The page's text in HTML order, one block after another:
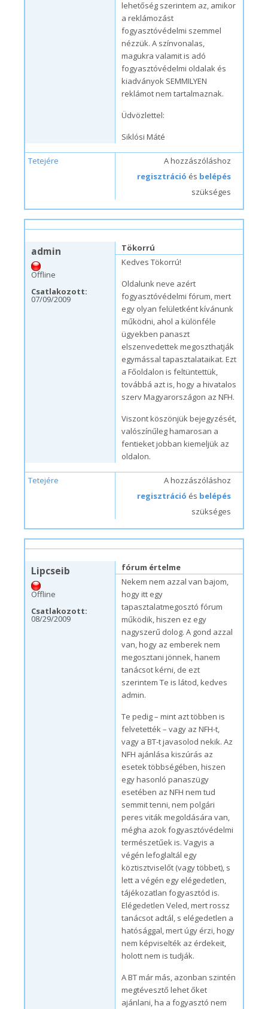
lehetőség szerintem az, amikor
a reklámozást
fogyasztóvédelmi szemmel
nézzük. A színvonalas,
magukra valamit is adó
fogyasztóvédelmi oldalak és
kiadványok SEMMILYEN
reklámot nem tartalmaznak.
Üdvözlettel:
Siklósi Máté
Tetejére
A hozzászóláshoz
regisztráció és belépés
szükséges
admin
Offline
Csatlakozott:
07/09/2009
Tökorrú
Kedves Tökorrú!
Oldalunk neve azért
fogyasztóvédelmi fórum, mert
egy olyan felületként kívánunk
működni, ahol a különféle
ügyekben panaszt
elszenvedettek megoszthatják
egymással tapasztalataikat. Ezt
a Főoldalon is feltüntettük,
továbbá azt is, hogy a hivatalos
szerv Magyarországon az NFH.
Viszont köszönjük bejegyzését,
valószínűleg hamarosan a
fentieket jobban kiemeljük az
oldalon.
Tetejére
A hozzászóláshoz
regisztráció és belépés
szükséges
Lipcseib
Offline
Csatlakozott:
08/29/2009
fórum értelme
Nekem nem azzal van bajom,
hogy itt egy
tapasztalatmegosztó fórum
működik, hiszen ez egy
nagyszerű dolog. A gond azzal
van, hogy az emberek nem
megosztani jönnek, hanem
tanácsot kérni, de ezt
szerintem Te is látod, kedves
admin.
Te pedig – mint azt többen is
felvetették – vagy az NFH-t,
vagy a BT-t javasolod nekik. Az
NFH ajánlása kiszúrás az
esetek többségében, hiszen
egy hasonló panaszügy
esetében az NFH nem tud
semmit tenni, nem polgári
peres viták megoldására van,
mégha azok fogyasztóvédelmi
természetűek is. Vagyis a
végén lefoglaltál egy
köztisztviselőt (vagy többet), s
lett a végén egy elégedetlen,
tájékozatlan fogyasztód is.
Elégedetlen Veled, mert rossz
tanácsot adtál, s elégedetlen a
hatósággal, mert úgy érzi, hogy
nem képviselték az érdekeit,
holott nem is tudják.
A BT már más, azonban szintén
megtévesztő lehet őket
ajánlani, ha a fogyasztó nem